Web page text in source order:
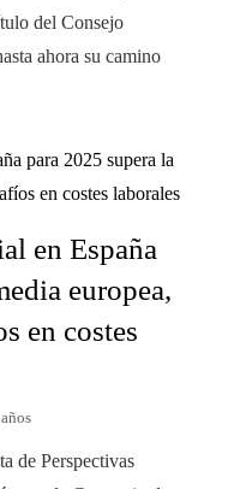
del Consejo
ahora su camino
en España
europea,
en costes
de Perspectivas